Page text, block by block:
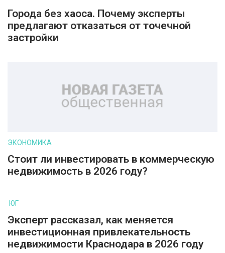
Города без хаоса. Почему эксперты
предлагают отказаться от точечной
застройки
ЭКОНОМИКА
Стоит ли инвестировать в коммерческую
недвижимость в 2026 году?
ЮГ
Эксперт рассказал, как меняется
инвестиционная привлекательность
недвижимости Краснодара в 2026 году